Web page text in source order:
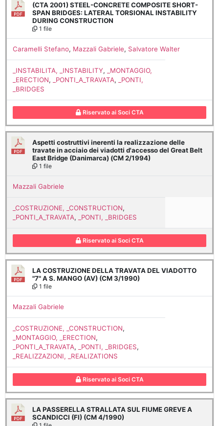
(CTA 2001) STEEL-CONCRETE COMPOSITE SHORT-
SPAN BRIDGES: LATERAL TORSIONAL INSTABILITY
DURING CONSTRUCTION
1 file
Caramelli Stefano, Mazzali Gabriele, Salvatore Walter
_INSTABILITA, _INSTABILITY,
_MONTAGGIO,
_ERECTION, _PONTI_A_TRAVATA,
_PONTI,
_BRIDGES
Riservato ai Soci CTA
Aspetti costruttivi inerenti la realizzazione delle
travate in acciaio dei viadotti d'accesso del Great Belt
East Bridge (Danimarca) (CM 2/1994)
1 file
Mazzali Gabriele
_COSTRUZIONE, _CONSTRUCTION,
_PONTI_A_TRAVATA, _PONTI, _BRIDGES
Riservato ai Soci CTA
LA COSTRUZIONE DELLA TRAVATA DEL VIADOTTO
"7" A S. MANGO (AV) (CM 3/1990)
1 file
Mazzali Gabriele
_COSTRUZIONE, _CONSTRUCTION,
_MONTAGGIO, _ERECTION,
_PONTI_A_TRAVATA, _PONTI, _BRIDGES,
_REALIZZAZIONI, _REALIZATIONS
Riservato ai Soci CTA
LA PASSERELLA STRALLATA SUL FIUME GREVE A
SCANDICCI (FI) (CM 4/1990)